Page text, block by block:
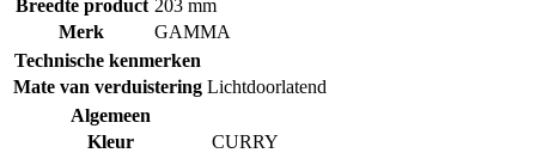
Breedte product 203 mm
Merk
GAMMA
Technische kenmerken
Mate van verduistering Lichtdoorlatend
Algemeen
Kleur
CURRY